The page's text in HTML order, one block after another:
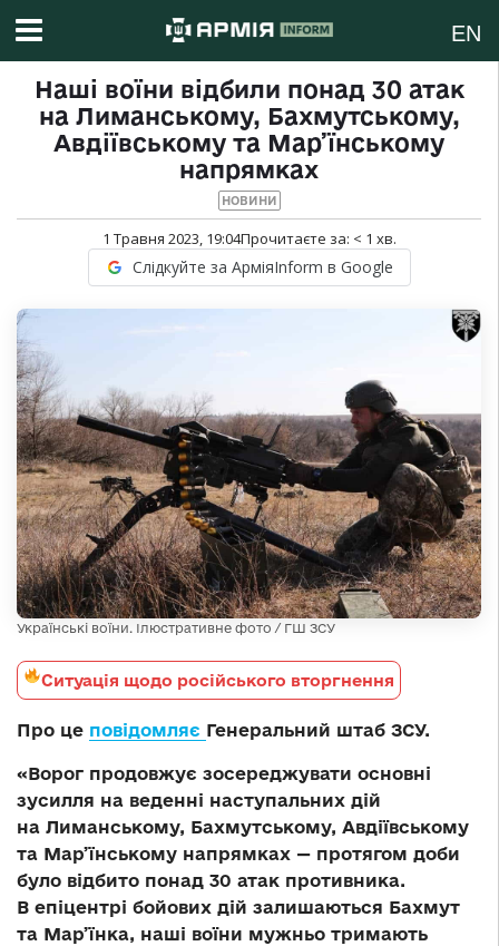
EN
Наші воїни відбили понад 30 атак
на Лиманському, Бахмутському,
Авдіївському та Мар’їнському
напрямках
НОВИНИ
1 Травня 2023, 19:04Прочитаєте за: < 1 хв.
Слідкуйте за АрміяInform в Google
Українські воїни. Ілюстративне фото / ГШ ЗСУ
Ситуація щодо російського вторгнення
Про це повідомляє Генеральний штаб ЗСУ.
«Ворог продовжує зосереджувати основні
зусилля на веденні наступальних дій
на Лиманському, Бахмутському, Авдіївському
та Мар’їнському напрямках — протягом доби
було відбито понад 30 атак противника.
В епіцентрі бойових дій залишаються Бахмут
та Мар’їнка, наші воїни мужньо тримають